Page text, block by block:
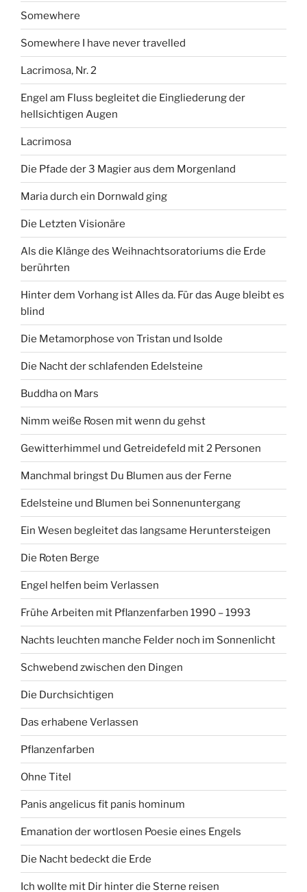
Somewhere
Somewhere I have never travelled
Lacrimosa, Nr. 2
Engel am Fluss begleitet die Eingliederung der
hellsichtigen Augen
Lacrimosa
Die Pfade der 3 Magier aus dem Morgenland
Maria durch ein Dornwald ging
Die Letzten Visionäre
Als die Klänge des Weihnachtsoratoriums die Erde
berührten
Hinter dem Vorhang ist Alles da. Für das Auge bleibt es
blind
Die Metamorphose von Tristan und Isolde
Die Nacht der schlafenden Edelsteine
Buddha on Mars
Nimm weiße Rosen mit wenn du gehst
Gewitterhimmel und Getreidefeld mit 2 Personen
Manchmal bringst Du Blumen aus der Ferne
Edelsteine und Blumen bei Sonnenuntergang
Ein Wesen begleitet das langsame Heruntersteigen
Die Roten Berge
Engel helfen beim Verlassen
Frühe Arbeiten mit Pflanzenfarben 1990 – 1993
Nachts leuchten manche Felder noch im Sonnenlicht
Schwebend zwischen den Dingen
Die Durchsichtigen
Das erhabene Verlassen
Pflanzenfarben
Ohne Titel
Panis angelicus fit panis hominum
Emanation der wortlosen Poesie eines Engels
Die Nacht bedeckt die Erde
Ich wollte mit Dir hinter die Sterne reisen